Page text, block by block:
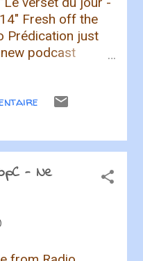
les articles de
† par
Fresh off the
Prédication just
podcast
even more.
share this
articles de †
† par
- Ne